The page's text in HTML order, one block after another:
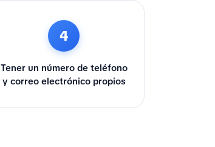
4
Tener un número de teléfono
y correo electrónico propios